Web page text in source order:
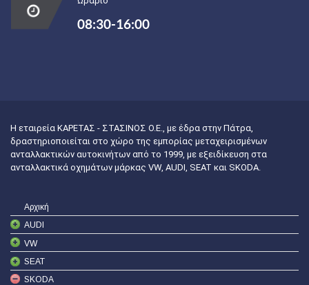
08:30-16:00
Η εταιρεία ΚΑΡΕΤΑΣ - ΣΤΑΣΙΝΟΣ Ο.Ε., με έδρα στην Πάτρα,
δραστηριοποιείται στο χώρο της εμπορίας μεταχειρισμένων
ανταλλακτικών αυτοκινήτων από το 1999, με εξειδίκευση στα
ανταλλακτικά οχημάτων μάρκας VW, AUDI, SEAT και SKODA.
Αρχική
AUDI
VW
SEAT
SKODA